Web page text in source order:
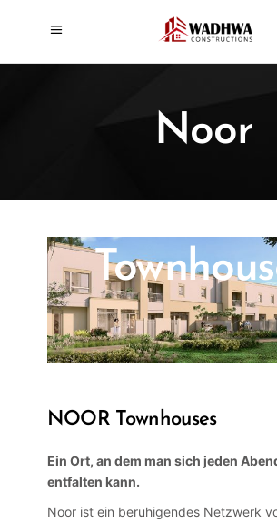
Noor
NOOR Townhouses
Ein Ort, an dem man sich jeden
entfalten kann.
Noor ist ein beruhigendes Netzwerk